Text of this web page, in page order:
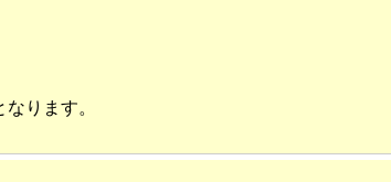
ります。